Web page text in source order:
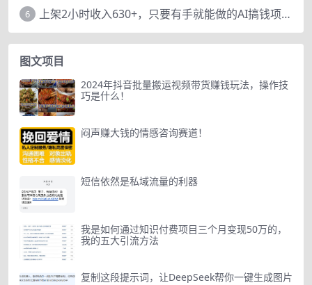
6 上架2小时收入630+，只要有手就能做的AI搞钱项目，奶奶看完都能学会!
图文项目
2024年抖音批量搬运视频带货赚钱玩法，操作技
巧是什么！
闷声赚大钱的情感咨询赛道！
短信依然是私域流量的利器
我是如何通过知识付费项目三个月变现50万的，
我的五大引流方法
复制这段提示词，让DeepSeek帮你一键生成图片